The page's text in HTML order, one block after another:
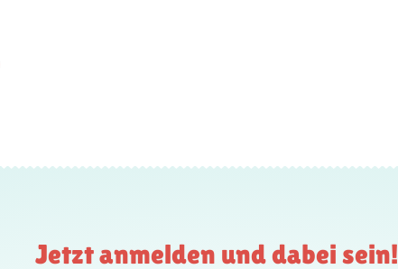
Jetzt anmelden und dabei sein!